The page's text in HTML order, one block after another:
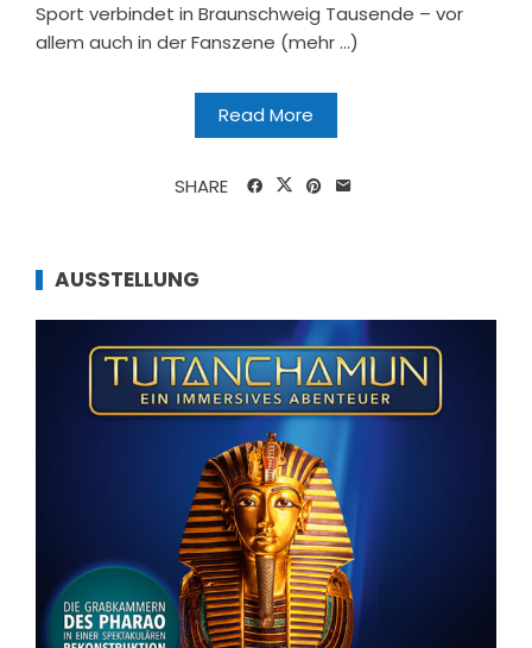
Sport verbindet in Braunschweig Tausende – vor
allem auch in der Fanszene (mehr …)
Read More
SHARE
AUSSTELLUNG